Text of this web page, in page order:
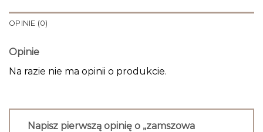
OPINIE (0)
Opinie
Na razie nie ma opinii o produkcie.
Napisz pierwszą opinię o „zamszowa